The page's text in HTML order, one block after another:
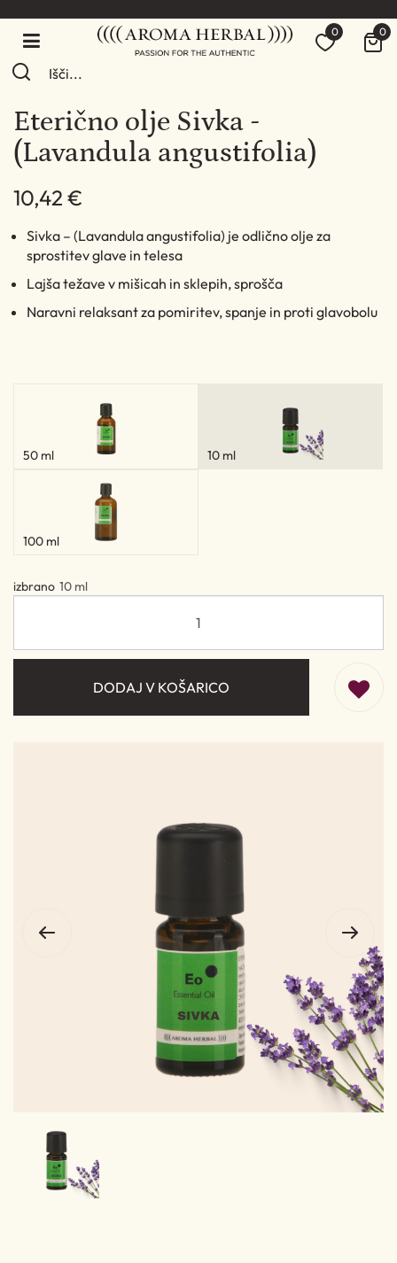
0 0
Eterično olje Sivka -
(Lavandula angustifolia)
10,42 €
Sivka – (Lavandula angustifolia) je odlično olje za
sprostitev glave in telesa
Lajša težave v mišicah in sklepih, sprošča
Naravni relaksant za pomiritev, spanje in proti glavobolu
50 ml 10 ml
100 ml
izbrano 10 ml
DODAJ V KOŠARICO